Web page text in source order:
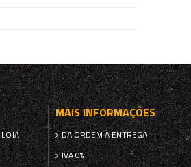
MAIS INFORMAÇÕES
DA ORDEM À ENTREGA
IVA 0%